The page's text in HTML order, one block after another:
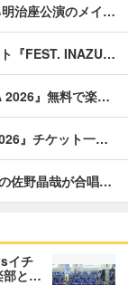
治座公演のメイ…
『FEST. INAZU…
2026』無料で楽…
』チケット一…
佐野晶哉が合唱…
イチ
部と…